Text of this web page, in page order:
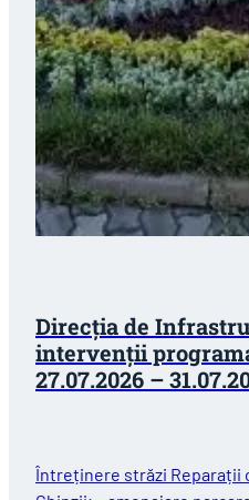
Direcția de
intervenții
27.07.2026 –
Întreținere străzi Reparații